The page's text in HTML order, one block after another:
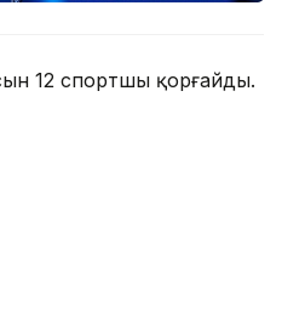
12 спортшы қорғайды.